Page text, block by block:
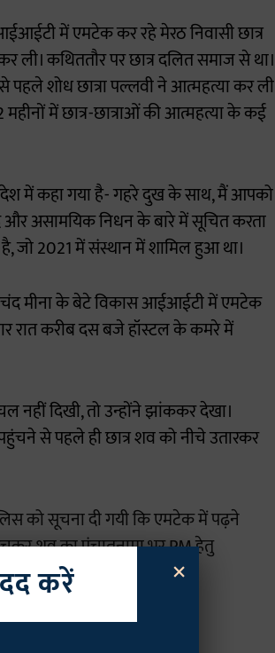
में एमटेक कर रहे मेरठ निवासी छात्र
ली। कथिततौर पर छात्र दलित समाज से था।
पहले शोध छात्रा पल्लवी ने आत्महत्या कर ली
में छात्र-छात्राओं की आत्महत्या के कई
में कहा गया है- गहरे दुख के साथ, मैं आपको
और असामयिक निधन के बारे में सूचित करता
जो 2021 में संस्थान में शामिल हुआ था।
मीना के बेटे विकास आईआईटी में एमटेक
रात करीब दस बजे हॉस्टल के कमरे में
दिखी, तो उन्होंने झांककर देखा।
से पहले ही छात्र शव को नीचे उतारकर
को सूचना दी गयी कि एमटेक में पढ़ने
शव का पंचातनामा भर PM हेतु
गया है, BYTE BY ACP-
January 11, 2024
×
करें